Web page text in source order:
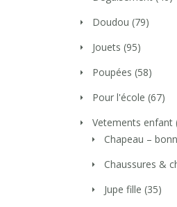
Doudou (79)
Jouets (95)
Poupées (58)
Pour l'école (67)
Vetements enfant
Chapeau –
Chaussures &
Jupe fille (35)